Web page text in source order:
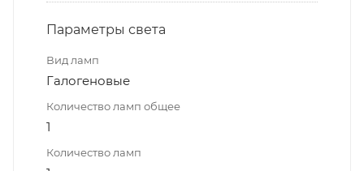
Параметры света
Вид ламп
Галогеновые
Количество ламп общее
1
Количество ламп